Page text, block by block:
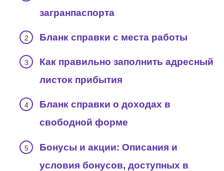
загранпаспорта
Бланк справки с места работы
Как правильно заполнить адресный
листок прибытия
Бланк справки о доходах в
свободной форме
Бонусы и акции: Описания и
условия бонусов, доступных в